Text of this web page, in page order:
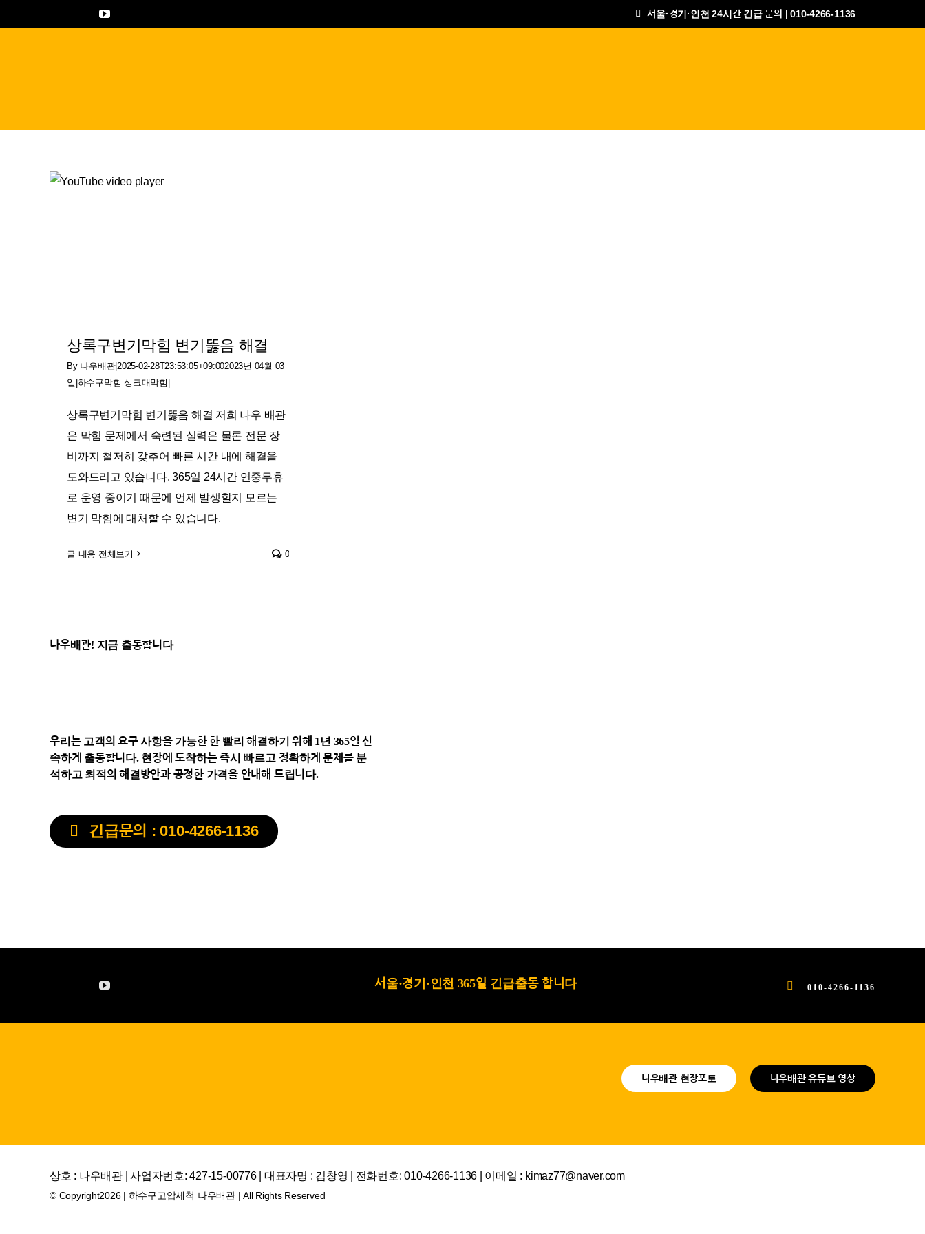
텐
뛰
서울·경기·인천 24시간 긴급 문의 | 010-4266-1136
상록구변기막힘 변기뚫음 해결
By 나우배관| 2025-02-28T23:53:05+09:002023년 04월 03
일 하수구막힘 싱크대막힘
상록구변기막힘 변기뚫음 해결 저희 나우 배관
은 막힘 문제에서 숙련된 실력은 물론 전문 장
비까지 철저히 갖추어 빠른 시간 내에 해결을
도와드리고 있습니다. 365일 24시간 연중무휴
로 운영 중이기 때문에 언제 발생할지 모르는
변기 막힘에 대처할 수 있습니다.
글 내용 전체보기 0
나우배관! 지금 출동합니다
우리는 고객의 요구 사항을 가능한 한 빨리 해결하기 위해 1년 365일 신
속하게 출동합니다. 현장에 도착하는 즉시 빠르고 정확하게 문제를 분
석하고 최적의 해결방안과 공정한 가격을 안내해 드립니다.
긴급문의 : 010-4266-1136
서울·경기·인천 365일 긴급출동 합니다 010-4266-1136
나우배관 현장포토 나우배관 유튜브 영상
상호 : 나우배관 | 사업자번호: 427-15-00776 | 대표자명 : 김창영 | 전화번호: 010-4266-1136 | 이메일 : kimaz77@naver.com
© Copyright2026 | 하수구고압세척 나우배관 | All Rights Reserved